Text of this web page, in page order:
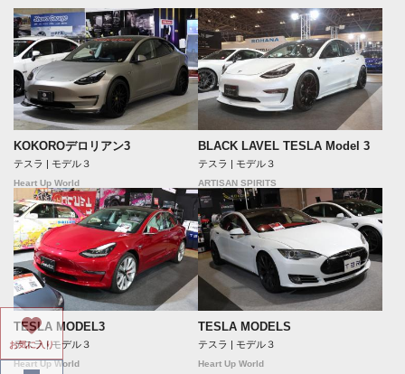
KOKOROデロリアン3
テスラ | モデル３
Heart Up World
BLACK LAVEL TESLA Model 3
テスラ | モデル３
ARTISAN SPIRITS
TESLA MODEL3
テスラ | モデル３
Heart Up World
TESLA MODELS
テスラ | モデル３
Heart Up World
お気に入り